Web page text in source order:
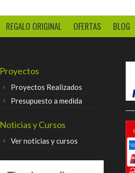
REGALO ORIGINAL OFERTAS BLOG
Proyectos
Proyectos Realizados
Presupuesto a medida
Noticias y Cursos
Ver noticias y cursos